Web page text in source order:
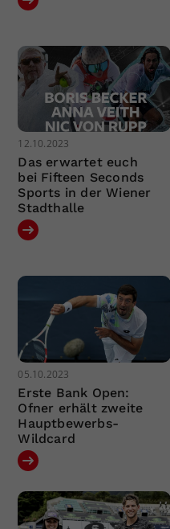
12.10.2023
Das erwartet euch
bei Fifteen Seconds
Sports in der Wiener
Stadthalle
05.10.2023
Erste Bank Open:
Ofner erhält zweite
Hauptbewerbs-
Wildcard